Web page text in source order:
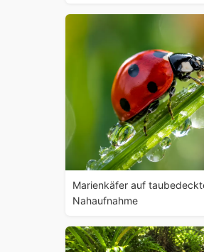
Marienkäfer auf
Nahaufnahme